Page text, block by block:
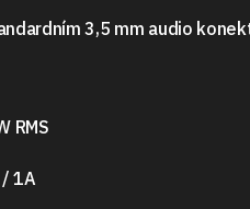
3,5 mm audio
RMS
/ 1A